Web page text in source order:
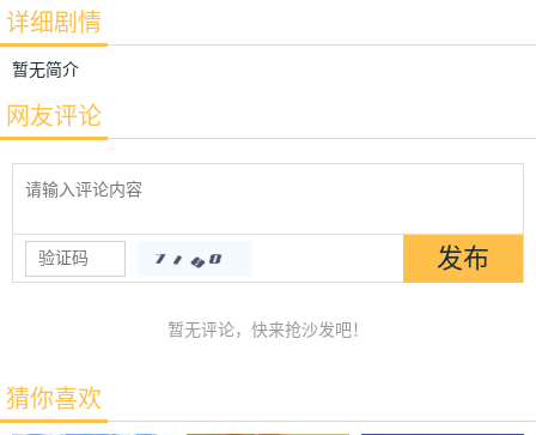
详细剧情
暂无简介
网友评论
暂无评论，快来抢沙发吧！
猜你喜欢